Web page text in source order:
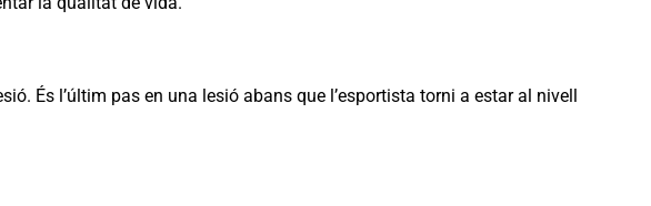
És l’últim pas en una lesió abans que l’esportista torni a estar al nivell